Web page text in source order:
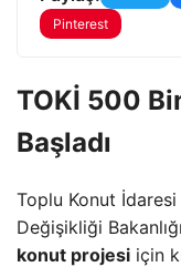
Pinterest
TOKİ 500
Başladı
Toplu Konut
Değişikliği
konut projesi için